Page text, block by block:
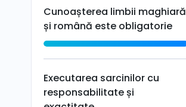
Cunoașterea limbii maghiară
și română este obligatorie
Executarea sarcinilor cu
responsabilitate și